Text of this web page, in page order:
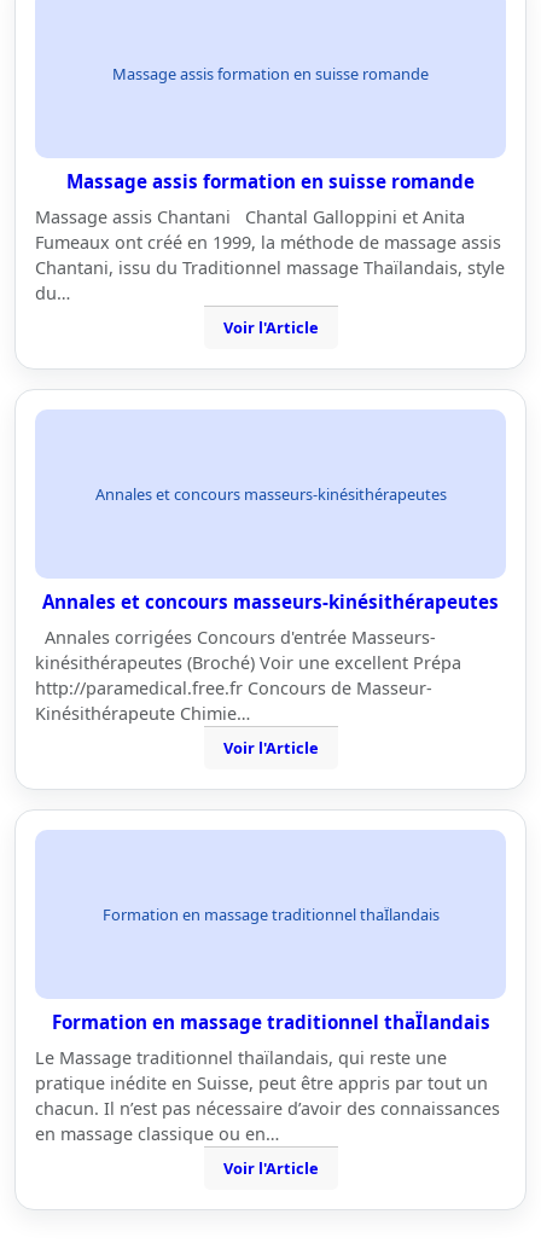
Massage assis formation en suisse romande
Massage assis formation en suisse romande
Massage assis Chantani Chantal Galloppini et Anita
Fumeaux ont créé en 1999, la méthode de massage assis
Chantani, issu du Traditionnel massage Thaïlandais, style
du…
Voir l'Article
Annales et concours masseurs-kinésithérapeutes
Annales et concours masseurs-kinésithérapeutes
Annales corrigées Concours d'entrée Masseurs-
kinésithérapeutes (Broché) Voir une excellent Prépa
http://paramedical.free.fr Concours de Masseur-
Kinésithérapeute Chimie…
Voir l'Article
Formation en massage traditionnel thaÏlandais
Formation en massage traditionnel thaÏlandais
Le Massage traditionnel thaïlandais, qui reste une
pratique inédite en Suisse, peut être appris par tout un
chacun. Il n’est pas nécessaire d’avoir des connaissances
en massage classique ou en…
Voir l'Article